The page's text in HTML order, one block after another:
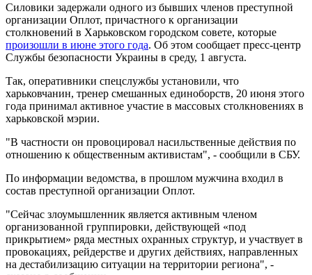
Силовики задержали одного из бывших членов преступной
организации Оплот, причастного к организации
столкновений в Харьковском городском совете, которые
произошли в июне этого года. Об этом сообщает пресс-центр
Службы безопасности Украины в среду, 1 августа.
Так, оперативники спецслужбы установили, что
харьковчанин, тренер смешанных единоборств, 20 июня этого
года принимал активное участие в массовых столкновениях в
харьковской мэрии.
"В частности он провоцировал насильственные действия по
отношению к общественным активистам", - сообщили в СБУ.
По информации ведомства, в прошлом мужчина входил в
состав преступной организации Оплот.
"Сейчас злоумышленник является активным членом
организованной группировки, действующей «под
прикрытием» ряда местных охранных структур, и участвует в
провокациях, рейдерстве и других действиях, направленных
на дестабилизацию ситуации на территории региона", -